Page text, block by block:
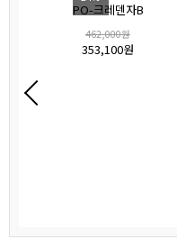
PO-크레덴자B
462,000원
353,100원